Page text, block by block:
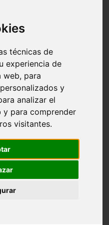
técnicas de
experiencia de
web, para
y
analizar el
y para comprender
visitantes.
de-aridane